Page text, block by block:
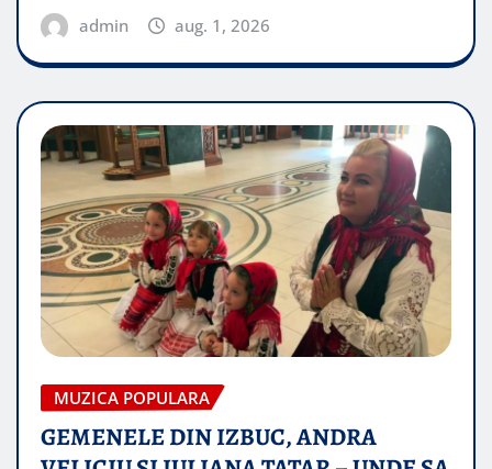
admin aug. 1, 2026
MUZICA POPULARA
GEMENELE DIN IZBUC, ANDRA